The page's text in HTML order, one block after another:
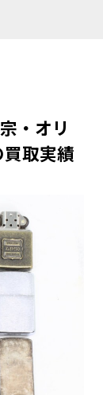
・オリ
取実績